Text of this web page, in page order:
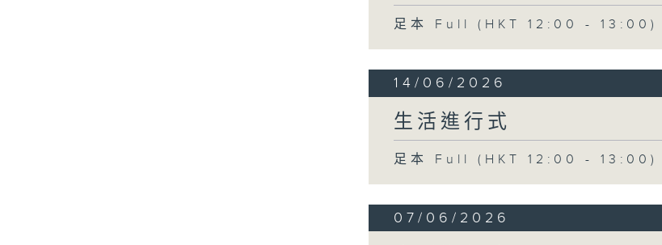
足本 Full (HKT 12:00 - 13:00)
14/06/2026
生活進行式
足本 Full (HKT 12:00 - 13:00)
07/06/2026